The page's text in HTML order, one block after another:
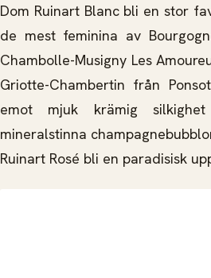
Dom Ruinart Blanc bli en stor
de mest feminina av
Chambolle-Musigny Les
Griotte-Chambertin från
emot mjuk krämig
mineralstinna
Ruinart Rosé bli en paradisisk